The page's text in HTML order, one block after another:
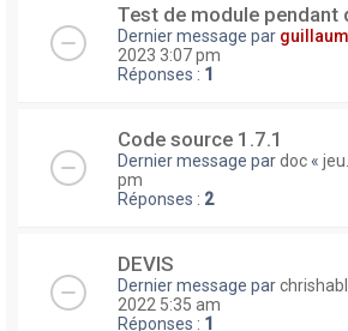
Test de module pendant
Dernier message par
2023 3:07 pm
Réponses : 1
Code source 1.7.1
Dernier message pardoc «
pm
Réponses : 2
DEVIS
Dernier message par
2022 5:35 am
Réponses : 1